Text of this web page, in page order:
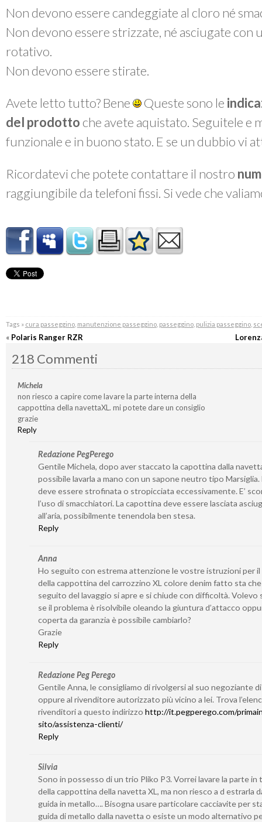
Non devono essere candeggiate al cloro né
Non devono essere strizzate, né asciugate con
rotativo.
Non devono essere stirate.
Avete letto tutto? Bene Queste sono le
del prodotto che avete aquistato. Seguitele
funzionale e in buono stato. E se un dubbio vi
Ricordatevi che potete contattare il nostro
raggiungibile da telefoni fissi. Si vede che
Tags » cura passeggino, manutenzione passeggino, passeggino, pulizia passeggino,
« Polaris Ranger RZR
218 Commenti
Michela
non riesco a capire come lavare la parte interna della
cappottina della navettaXL. mi potete dare un consiglio
grazie
Reply
Redazione PegPerego
Gentile Michela, dopo aver staccato la capottina dalla
possibile lavarla a mano con un sapone neutro tipo Marsiglia.
deve essere strofinata o stropicciata eccessivamente. E’
l’uso di smacchiatori. La capottina deve essere lasciata
all’aria, possibilmente tenendola ben stesa.
Reply
Anna
Ho seguito con estrema attenzione le vostre istruzioni per il
della cappottina del carrozzino XL colore denim fatto sta che
seguito del lavaggio si apre e si chiude con difficoltà. Volevo
se il problema è risolvibile oleando la giuntura d’attacco
coperta da garanzia è possibile cambiarlo?
Grazie
Reply
Redazione Peg Perego
Gentile Anna, le consigliamo di rivolgersi al suo negoziante
oppure al rivenditore autorizzato più vicino a lei. Trova
rivenditori a questo indirizzo http://it.pegperego.com/
sito/assistenza-clienti/
Reply
Silvia
Sono in possesso di un trio Pliko P3. Vorrei lavare la parte in
della cappottina della navetta XL, ma non riesco a d estrarla
guida in metallo…. Bisogna usare particolare cacciavite per
guida di metallo dalla navetta o esiste un modo alternativo